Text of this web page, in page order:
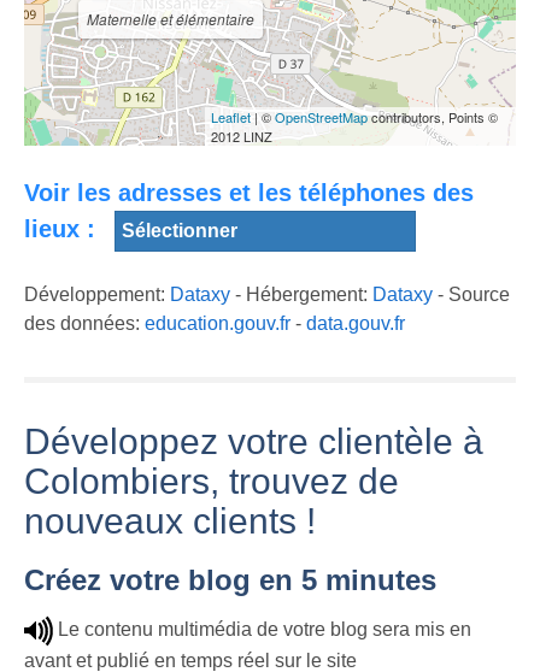
ACCIDENT
COLOMIERS
INTERVIEW
RAYAN
Clip de Studio C
Colombiers
Michel
Colombier ‎–
Michel
Colombier [Full
Album]
Maternelle et élémentaire
Leaflet | ©OpenStreetMapcontributors, Points ©
2012 LINZ
Voir les adresses et les téléphones des
lieux :
Développement: Dataxy - Hébergement: Dataxy - Source
des données: education.gouv.fr - data.gouv.fr
Développez votre clientèle à
Colombiers, trouvez de
nouveaux clients !
Créez votre blog en 5 minutes
Le contenu multimédia de votre blog sera mis en
avant et publié en temps réel sur le site